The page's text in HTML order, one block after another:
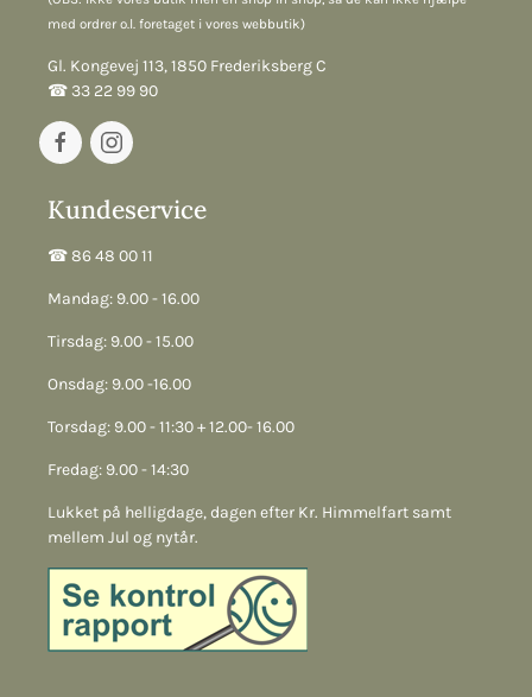
med ordrer o.l. foretaget i vores webbutik)
Gl. Kongevej 113, 1850 Frederiksberg C
☎︎ 33 22 99 90
Kundeservice
☎︎ 86 48 00 11
Mandag: 9.00 - 16.00
Tirsdag: 9.00 - 15.00
Onsdag: 9.00 -16.00
Torsdag: 9.00 - 11:30 + 12.00- 16.00
Fredag: 9.00 - 14:30
Lukket på helligdage, dagen efter Kr. Himmelfart samt
mellem Jul og nytår.